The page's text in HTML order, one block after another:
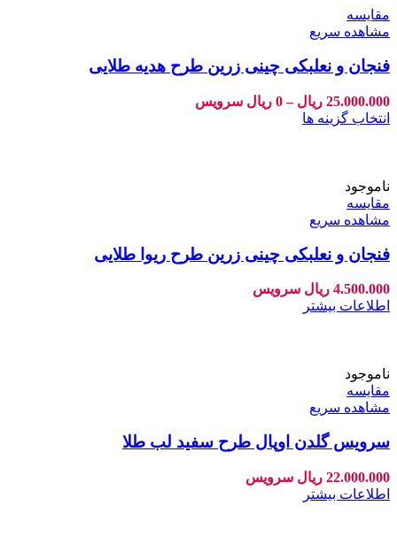
مقایسه
مشاهده سریع
فنجان و نعلبکی چینی زرین طرح هدیه طلایی
25.000.000 ریال –
0 ریال سرویس
انتخاب گزینه ها
ناموجود
مقایسه
مشاهده سریع
فنجان و نعلبکی چینی زرین طرح ریوا طلایی
4.500.000 ریال سرویس
اطلاعات بیشتر
ناموجود
مقایسه
مشاهده سریع
سرویس گلدن اوپال طرح سفید لب طلا
22.000.000 ریال سرویس
اطلاعات بیشتر